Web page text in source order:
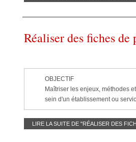
Réaliser des fiches de
OBJECTIF
Maîtriser les enjeux, méthodes
sein d'un établissement ou
LIRE LA SUITE DE "RÉALISER DES